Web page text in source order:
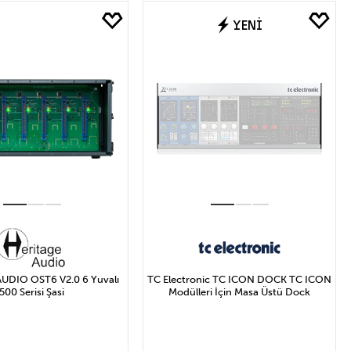
OST6 V2.0 6 Yuvalı
500 Serisi Şasi
YENİ
TC Electronic TC ICON DOCK TC ICON
Modülleri İçin Masa Üstü Dock